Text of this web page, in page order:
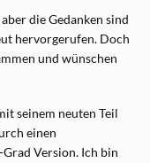
die Gedanken sind
hervorgerufen. Doch
und wünschen
seinem neuten Teil
einen
Version. Ich bin